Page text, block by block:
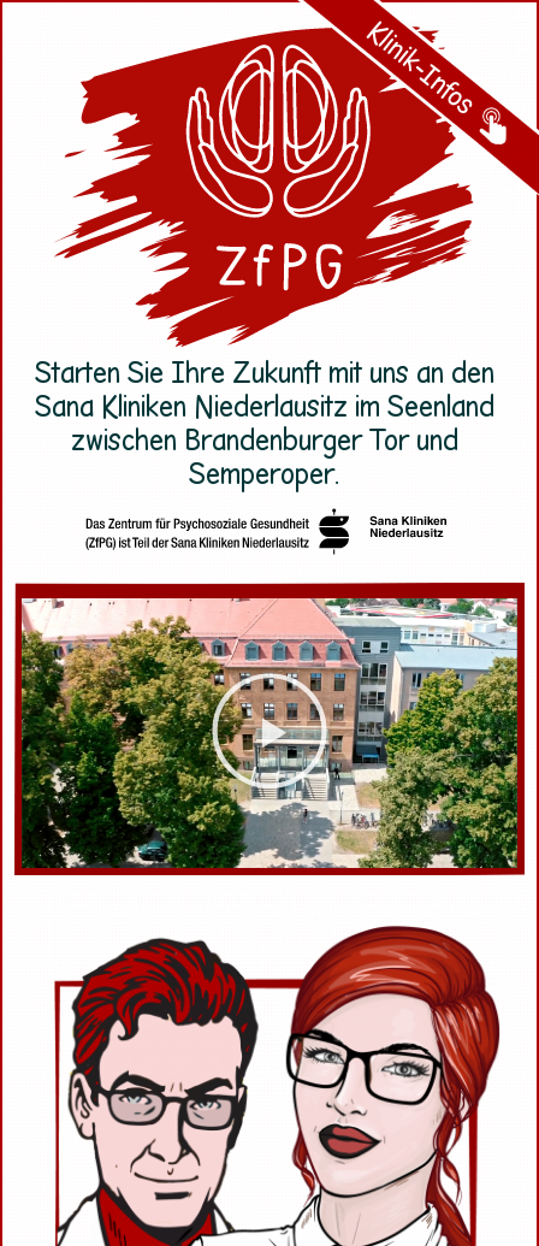
Starten Sie Ihre Zukunft mit uns an den
Sana Kliniken Niederlausitz im Seenland
zwischen Brandenburger Tor und
Semperoper.